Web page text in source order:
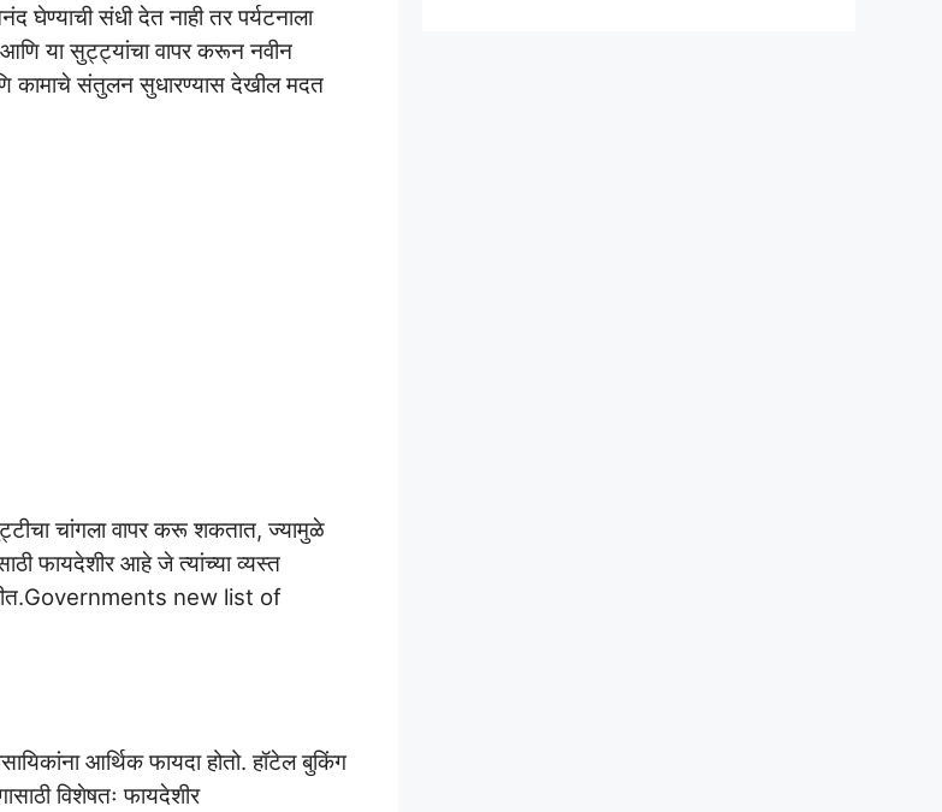
घेण्याची संधी देत ​​नाही तर पर्यटनाला
या सुट्ट्यांचा वापर करून नवीन
कामाचे संतुलन सुधारण्यास देखील मदत
चांगला वापर करू शकतात, ज्यामुळे
फायदेशीर आहे जे त्यांच्या व्यस्त
new list of
आर्थिक फायदा होतो. हॉटेल बुकिंग
विशेषतः फायदेशीर